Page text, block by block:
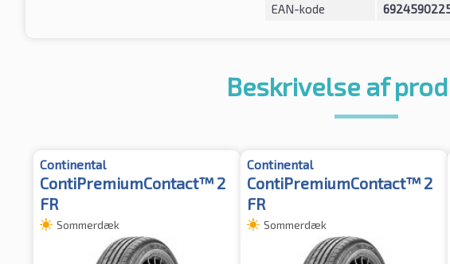
EAN-kode
Beskrivelse af
Continental
ContiPremiumContact™ 2
FR
Sommerdæk
Continental
ContiPremiumContact™ 2
FR
Sommerdæk